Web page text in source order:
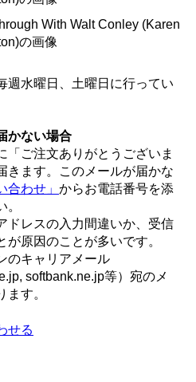
水曜日、土曜日に行ってい
かない場合
「ご注文ありがとうございま
きます。このメールが届かな
合わせ」 からお電話番号を添
ドレスの入力間違いか、受信
原因のことが多いです。
のキャリアメール
softbank.ne.jp等）宛のメ
す。
せる